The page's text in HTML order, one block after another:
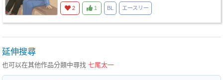
2 1 BL エースリー
延伸搜尋
也可以在其他作品分類中尋找七尾太一